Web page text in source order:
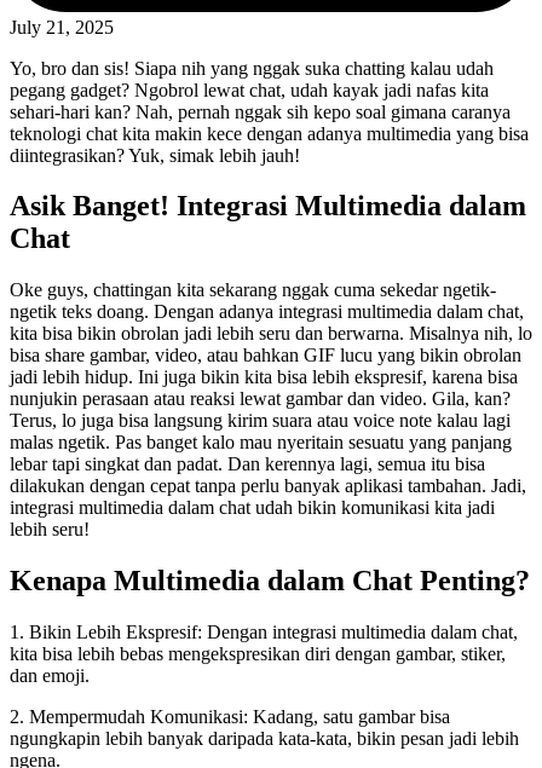
July 21, 2025
Yo, bro dan sis! Siapa nih yang nggak suka chatting kalau udah
pegang gadget? Ngobrol lewat chat, udah kayak jadi nafas kita
sehari-hari kan? Nah, pernah nggak sih kepo soal gimana caranya
teknologi chat kita makin kece dengan adanya multimedia yang bisa
diintegrasikan? Yuk, simak lebih jauh!
Asik Banget! Integrasi Multimedia dalam
Chat
Oke guys, chattingan kita sekarang nggak cuma sekedar ngetik-
ngetik teks doang. Dengan adanya integrasi multimedia dalam chat,
kita bisa bikin obrolan jadi lebih seru dan berwarna. Misalnya nih, lo
bisa share gambar, video, atau bahkan GIF lucu yang bikin obrolan
jadi lebih hidup. Ini juga bikin kita bisa lebih ekspresif, karena bisa
nunjukin perasaan atau reaksi lewat gambar dan video. Gila, kan?
Terus, lo juga bisa langsung kirim suara atau voice note kalau lagi
malas ngetik. Pas banget kalo mau nyeritain sesuatu yang panjang
lebar tapi singkat dan padat. Dan kerennya lagi, semua itu bisa
dilakukan dengan cepat tanpa perlu banyak aplikasi tambahan. Jadi,
integrasi multimedia dalam chat udah bikin komunikasi kita jadi
lebih seru!
Kenapa Multimedia dalam Chat Penting?
1. Bikin Lebih Ekspresif: Dengan integrasi multimedia dalam chat,
kita bisa lebih bebas mengekspresikan diri dengan gambar, stiker,
dan emoji.
2. Mempermudah Komunikasi: Kadang, satu gambar bisa
ngungkapin lebih banyak daripada kata-kata, bikin pesan jadi lebih
ngena.